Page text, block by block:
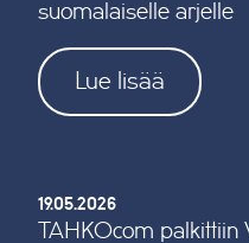
suomalaiselle arjelle
Lue lisää
19.05.2026
TAHKOcom